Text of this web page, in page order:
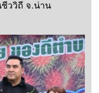
ววิถี จ.น่าน